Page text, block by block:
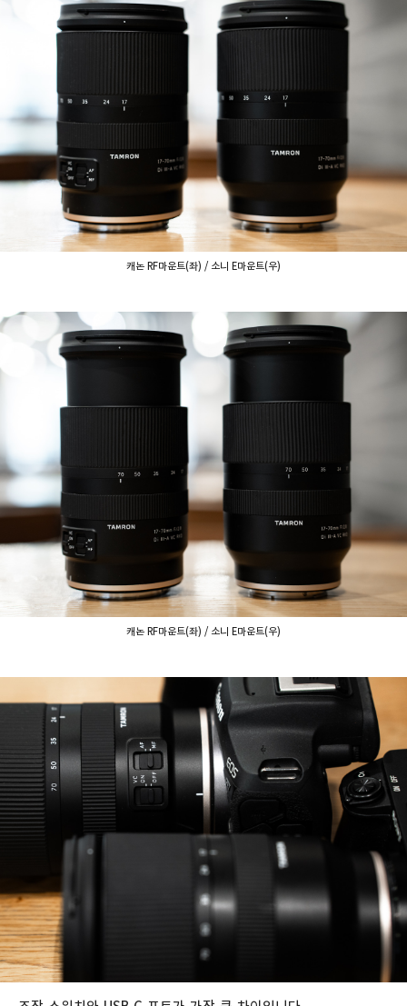
캐논 RF마운트(좌) / 소니 E마운트(우)
캐논 RF마운트(좌) / 소니 E마운트(우)